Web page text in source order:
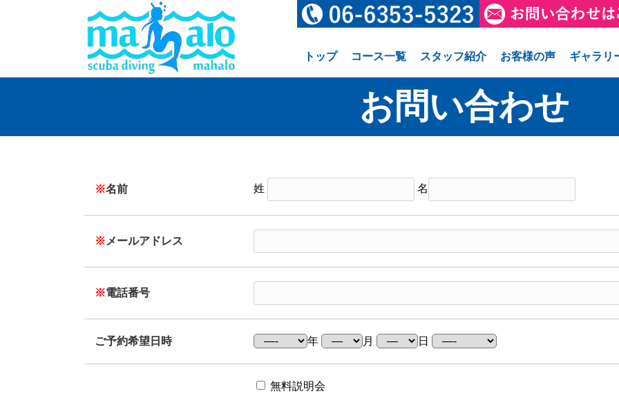
トップ コース一覧 スタッフ紹介 お客様の声 ギャラリ
お問い合わせ
※名前 姓 名
※ メールアドレス
※電話番号
ご予約希望日時 年 月 日
無料説明会